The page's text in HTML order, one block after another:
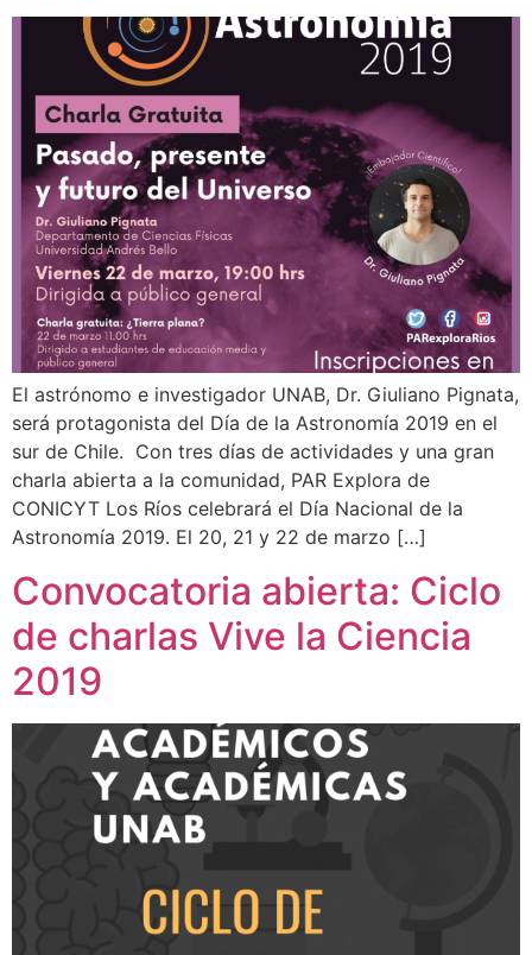
El astrónomo e investigador UNAB, Dr. Giuliano Pignata,
será protagonista del Día de la Astronomía 2019 en el
sur de Chile. Con tres días de actividades y una gran
charla abierta a la comunidad, PAR Explora de
CONICYT Los Ríos celebrará el Día Nacional de la
Astronomía 2019. El 20, 21 y 22 de marzo […]
Convocatoria abierta: Ciclo
de charlas Vive la Ciencia
2019